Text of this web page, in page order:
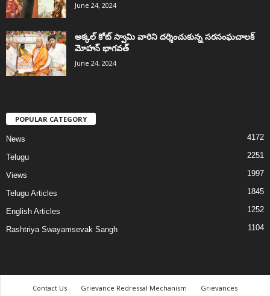
June 24, 2024
అక్కల్‌ కోట్‌ స్వామి వారిని దర్శించుకున్న సరసంఘచాలక్
మోహన్ భాగవత్
June 24, 2024
POPULAR CATEGORY
News 4172
Telugu 2251
Views 1997
Telugu Articles 1845
English Articles 1252
Rashtriya Swayamsevak Sangh 1104
Contact Us Grievance Redressal Mechanism Grievances